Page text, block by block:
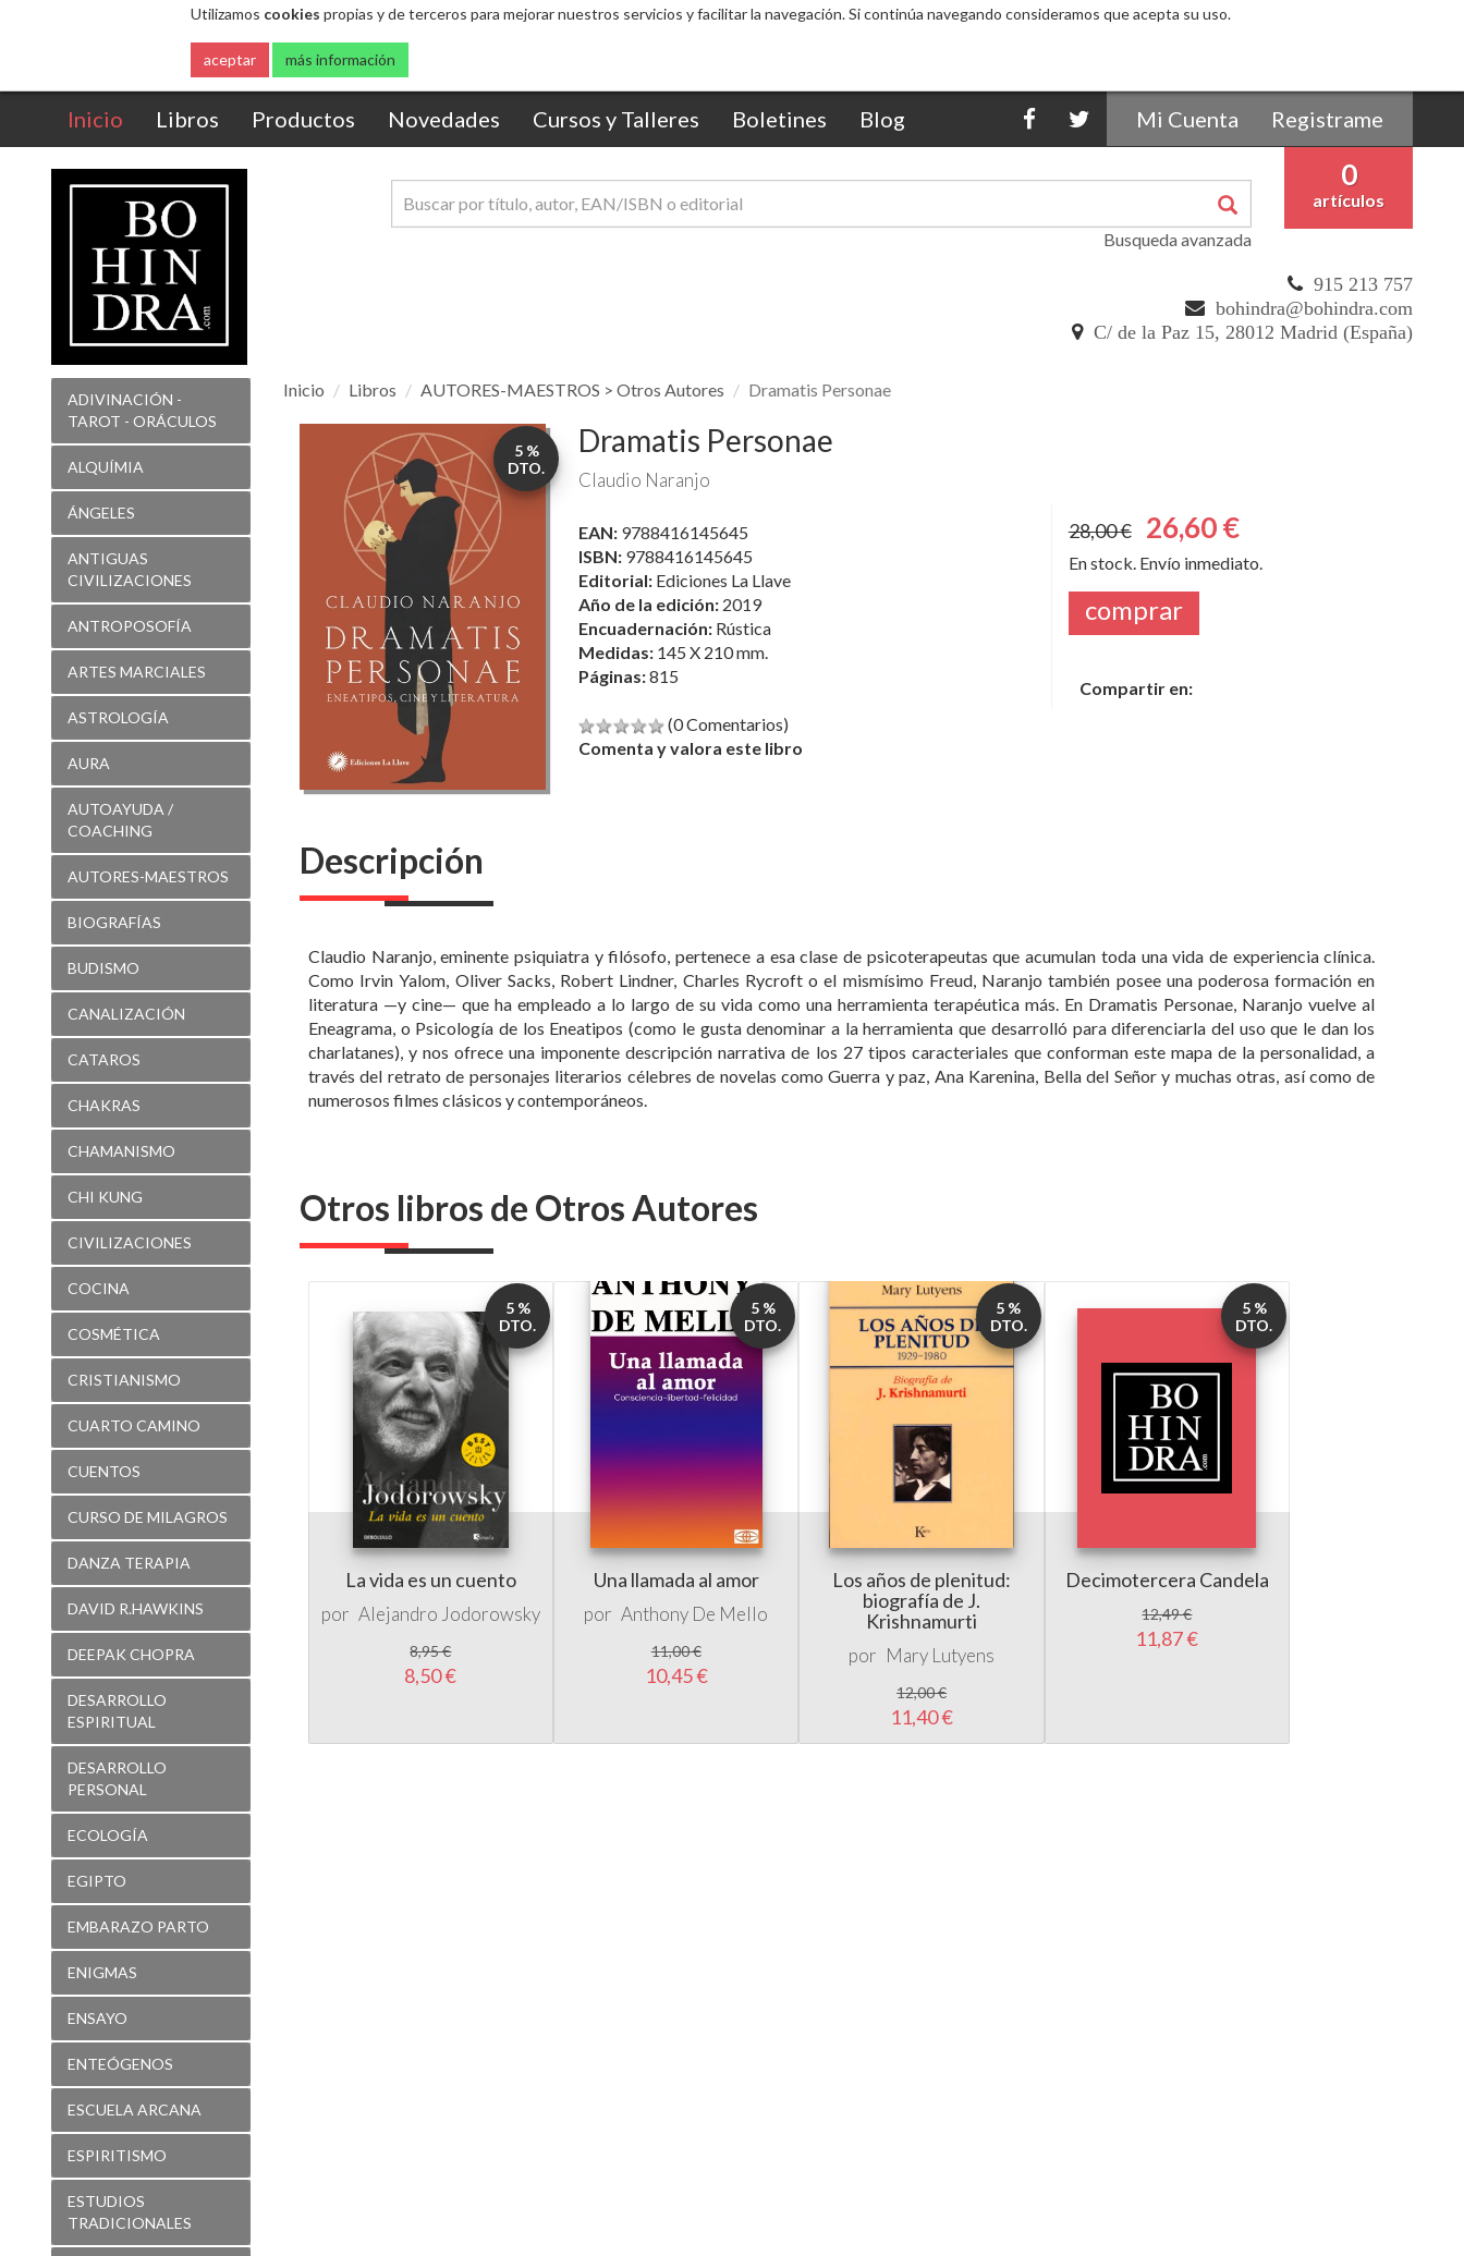
Utilizamos cookies propias y de terceros para mejorar nuestros servicios y facilitar la navegación. Si continúa navegando consideramos que acepta su uso.
aceptar más información
Inicio (current)
Libros Productos Novedades Cursos y Talleres Boletines Blog Mi Cuenta Registrame
0
artículos
Busqueda avanzada
915 213 757
bohindra@bohindra.com
C/ de la Paz 15, 28012 Madrid (España)
ADIVINACIÓN -
TAROT - ORÁCULOS
ALQUÍMIA
ÁNGELES
ANTIGUAS
CIVILIZACIONES
ANTROPOSOFÍA
ARTES MARCIALES
ASTROLOGÍA
AURA
AUTOAYUDA /
COACHING
AUTORES-MAESTROS
BIOGRAFÍAS
BUDISMO
CANALIZACIÓN
CATAROS
CHAKRAS
CHAMANISMO
CHI KUNG
CIVILIZACIONES
COCINA
COSMÉTICA
CRISTIANISMO
CUARTO CAMINO
CUENTOS
CURSO DE MILAGROS
DANZA TERAPIA
DAVID R.HAWKINS
DEEPAK CHOPRA
DESARROLLO
ESPIRITUAL
DESARROLLO
PERSONAL
ECOLOGÍA
EGIPTO
EMBARAZO PARTO
ENIGMAS
ENSAYO
ENTEÓGENOS
ESCUELA ARCANA
ESPIRITISMO
ESTUDIOS
TRADICIONALES
Inicio Libros AUTORES-MAESTROS > Otros Autores Dramatis Personae
Dramatis
Personae
5 %
DTO.
Dramatis Personae
Claudio Naranjo
EAN: 9788416145645
ISBN: 9788416145645
Editorial: Ediciones La Llave
Año de la edición: 2019
Encuadernación: Rústica
Medidas: 145 X 210 mm.
Páginas:815
(0 Comentarios)
Comenta y valora este libro
28,00 € 26,60 €
En stock. Envío inmediato.
comprar
Compartir en:
Descripción
Claudio Naranjo, eminente psiquiatra y filósofo, pertenece a esa clase de psicoterapeutas que acumulan toda una vida de experiencia clínica.
Como Irvin Yalom, Oliver Sacks, Robert Lindner, Charles Rycroft o el mismísimo Freud, Naranjo también posee una poderosa formación en
literatura —y cine— que ha empleado a lo largo de su vida como una herramienta terapéutica más. En Dramatis Personae, Naranjo vuelve al
Eneagrama, o Psicología de los Eneatipos (como le gusta denominar a la herramienta que desarrolló para diferenciarla del uso que le dan los
charlatanes), y nos ofrece una imponente descripción narrativa de los 27 tipos caracteriales que conforman este mapa de la personalidad, a
través del retrato de personajes literarios célebres de novelas como Guerra y paz, Ana Karenina, Bella del Señor y muchas otras, así como de
numerosos filmes clásicos y contemporáneos.
Otros libros de Otros Autores
La vida es un cuento
por Alejandro Jodorowsky
8,95 €
8,50 €
5 %
DTO.
Una llamada al amor
por Anthony De Mello
11,00 €
10,45 €
5 %
DTO.
Los años de plenitud:
biografía de J.
Krishnamurti
por Mary Lutyens
12,00 €
11,40 €
5 %
DTO.
Decimotercera Candela
12,49 €
11,87 €
5 %
DTO.